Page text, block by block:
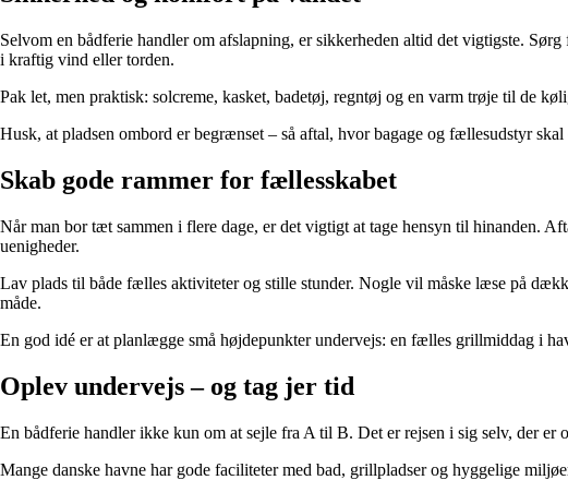
Selvom en bådferie handler om afslapning, er sikkerheden altid det vigtigste.
i kraftig vind eller torden.
Pak let, men praktisk: solcreme, kasket, badetøj, regntøj og en varm trøje til de
Husk, at pladsen ombord er begrænset – så aftal, hvor bagage og fællesudstyr
Skab gode rammer for fællesskabet
Når man bor tæt sammen i flere dage, er det vigtigt at tage hensyn til hinanden.
uenigheder.
Lav plads til både fælles aktiviteter og stille stunder. Nogle vil måske læse på
måde.
En god idé er at planlægge små højdepunkter undervejs: en fælles grillmiddag i
Oplev undervejs – og tag jer tid
En bådferie handler ikke kun om at sejle fra A til B. Det er rejsen i sig selv, der
Mange danske havne har gode faciliteter med bad, grillpladser og hyggelige